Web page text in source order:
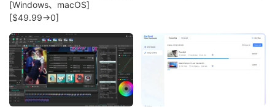
[Windows、macOS]
[$49.99→0]